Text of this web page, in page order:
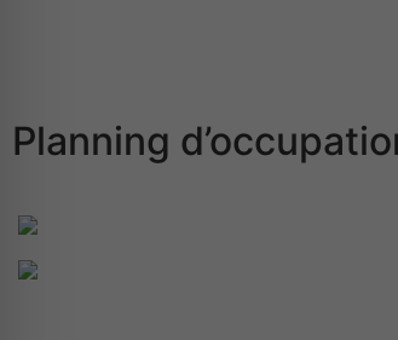
Planning